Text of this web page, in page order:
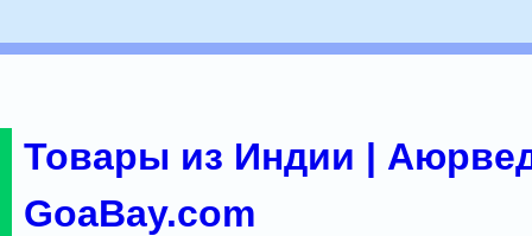
Товары из Индии |
GoaBay.com